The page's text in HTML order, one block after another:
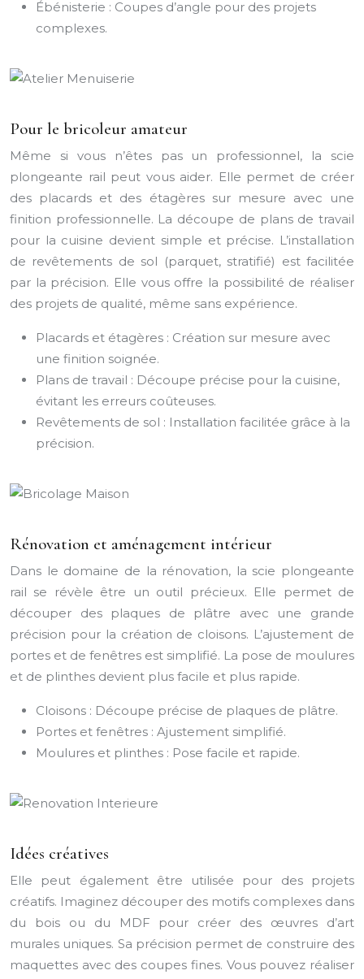
Ébénisterie : Coupes d’angle pour des projets
complexes.
Pour le bricoleur amateur
Même si vous n’êtes pas un professionnel, la scie
plongeante rail peut vous aider. Elle permet de créer
des placards et des étagères sur mesure avec une
finition professionnelle. La découpe de plans de travail
pour la cuisine devient simple et précise. L’installation
de revêtements de sol (parquet, stratifié) est facilitée
par la précision. Elle vous offre la possibilité de réaliser
des projets de qualité, même sans expérience.
Placards et étagères : Création sur mesure avec
une finition soignée.
Plans de travail : Découpe précise pour la cuisine,
évitant les erreurs coûteuses.
Revêtements de sol : Installation facilitée grâce à la
précision.
Rénovation et aménagement intérieur
Dans le domaine de la rénovation, la scie plongeante
rail se révèle être un outil précieux. Elle permet de
découper des plaques de plâtre avec une grande
précision pour la création de cloisons. L’ajustement de
portes et de fenêtres est simplifié. La pose de moulures
et de plinthes devient plus facile et plus rapide.
Cloisons : Découpe précise de plaques de plâtre.
Portes et fenêtres : Ajustement simplifié.
Moulures et plinthes : Pose facile et rapide.
Idées créatives
Elle peut également être utilisée pour des projets
créatifs. Imaginez découper des motifs complexes dans
du bois ou du MDF pour créer des œuvres d’art
murales uniques. Sa précision permet de construire des
maquettes avec des coupes fines. Vous pouvez réaliser